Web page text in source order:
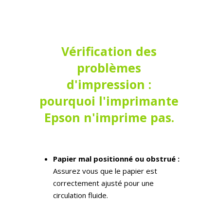
Vérification des
problèmes
d'impression :
pourquoi l'imprimante
Epson n'imprime pas.
Papier mal positionné ou obstrué :
Assurez vous que le papier est
correctement ajusté pour une
circulation fluide.